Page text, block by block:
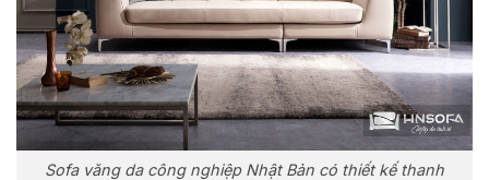
Sofa văng da công nghiệp Nhật Bản có thiết kế thanh